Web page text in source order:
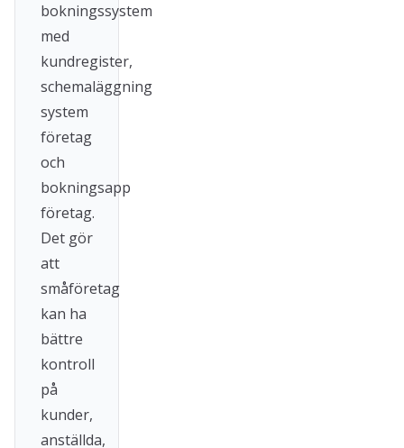
bokningssystem
med
kundregister,
schemaläggning
system
företag
och
bokningsapp
företag.
Det gör
att
småföretag
kan ha
bättre
kontroll
på
kunder,
anställda,